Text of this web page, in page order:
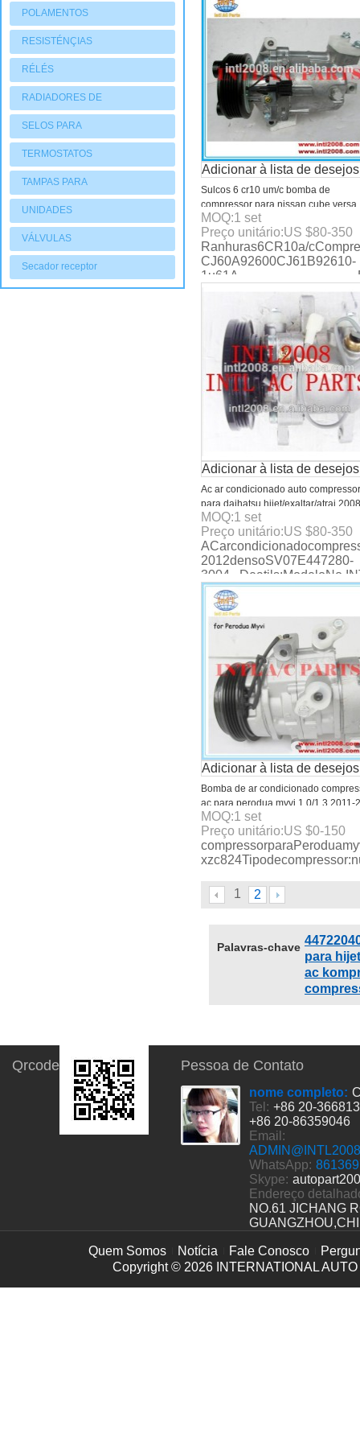
POLAMENTOS
RESISTÉNÇIAS
RÉLÉS
RADIADORES DE
AQUECIMENTO
SELOS PARA
COMPRESSORES
TERMOSTATOS
TAMPAS PARA
COMPRESSORES
UNIDADES
CONDENSADORAS
VÁLVULAS
Secador receptor
Adicionar à lista de desejos
Sulcos 6 cr10 um/c bomba de
compressor para nissan cube versa
92600-cj60a 92600cj61b 92610-
MOQ:1 set
Preço unitário:US $80-350
Ranhuras6CR10a/
CJ60A92600CJ61B92610-
1u61A
Adicionar à lista de desejos
Ac ar condicionado auto compressor
para daihatsu hijet/exaltar/atrai
2012 denso sv07e 447280-3004
MOQ:1 set
Preço unitário:US $80-350
2012densoSV07E447280-
3004
XZC650COMPR
Adicionar à lista de desejos
Bomba de ar condicionado
ac para perodua myvi 1.0/1.3 2011-
2013/sirion daihatsu
MOQ:1 set
Preço unitário:US $0-150
1 2
Palavras-chave
para
ac
Qrcode Pessoa de Contato
nome completo:
Tel: +86 20-
+86 20-86359046
Email:
WhatsApp:
Skype:
Endereço
NO.61 JICHANG
Quem Somos Notícia Fale Conosco
Copyright © 2026 INTERNATIONAL